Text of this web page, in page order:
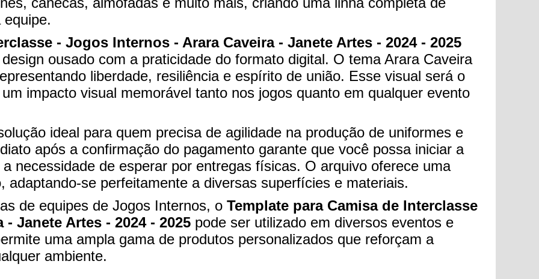
- Jogos Internos - Arara Caveira - Janete Artes - 2024 - 2025
ousado com a praticidade do formato digital. O tema Arara Caveira
liberdade, resiliência e espírito de união. Esse visual será o
impacto visual memorável tanto nos jogos quanto em qualquer evento
ideal para quem precisa de agilidade na produção de uniformes e
após a confirmação do pagamento garante que você possa iniciar a
necessidade de esperar por entregas físicas. O arquivo oferece uma
adaptando-se perfeitamente a diversas superfícies e materiais.
de equipes de Jogos Internos, o Template para Camisa de Interclasse
Janete Artes - 2024 - 2025 pode ser utilizado em diversos eventos e
uma ampla gama de produtos personalizados que reforçam a
ambiente.